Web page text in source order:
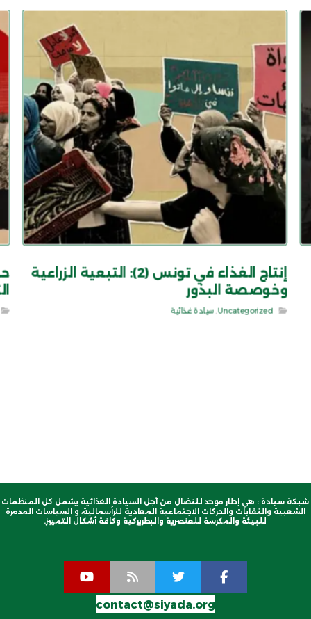
إنتاج الغذاء في تونس (2): التبعية الزراعية
وخوصصة البذور
Uncategorized
, سيادة غذائية
شبكة سيادة : هي إطار موحد للنضال من أجل السيادة الغذائية يشمل كل المنظمات
الشعبية والنقابات والحركات الاجتماعية المعادية للرأسمالية، و السياسات المدمرة
للبيئة والمكرسة للعنصرية والبطريركية وكافة أشكال التمييز.
contact@siyada.org